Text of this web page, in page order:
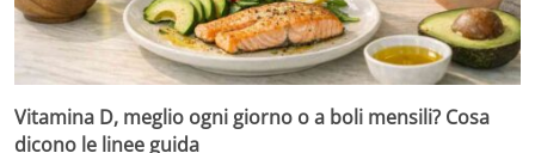
Vitamina D, meglio ogni giorno o a boli mensili? Cosa
dicono le linee guida